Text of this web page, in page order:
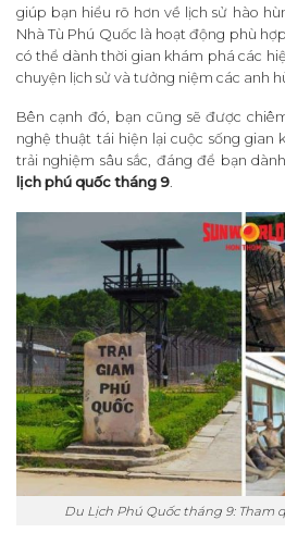
giúp bạn hiểu rõ hơn về lịch sử hào
Nhà Tù Phú Quốc là hoạt động phù
có thể dành thời gian khám phá các
chuyện lịch sử và tưởng niệm các anh
Bên cạnh đó, bạn cũng sẽ được
nghệ thuật tái hiện lại cuộc sống gian
trải nghiệm sâu sắc, đáng để bạn
lịch phú quốc tháng 9.
Du Lịch Phú Quốc tháng 9: Tham